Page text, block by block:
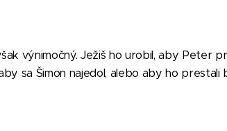
výnimočný. Ježiš ho urobil, aby Peter
sa Šimon najedol, alebo aby ho prestali